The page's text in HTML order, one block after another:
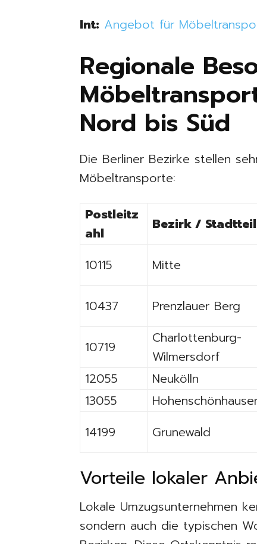
Int: Angebot für
Regionale
Nord bis Süd
Die Berliner Bezirke stellen
Möbeltransporte:
Postleitz
ahl
Bezirk / Stadtteil
10115 Mitte
10437
Prenzlauer Berg
10719
Charlottenburg-
Wilmersdorf
12055
Neukölln
13055
14199
Grunewald
Vorteile lokaler
Lokale Umzugsunternehmen
sondern auch die typischen